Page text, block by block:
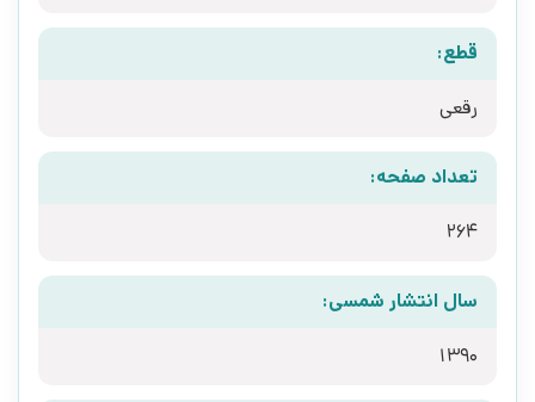
قطع:
رقعی
تعداد صفحه:
264
سال انتشار شمسی:
1390